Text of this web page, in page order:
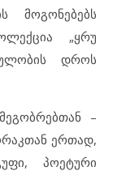
მოგონებებს
„ყრუ
დროს
–
ერთად,
პოეტური